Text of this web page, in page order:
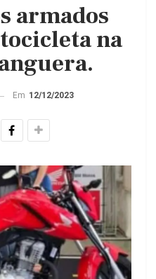
armados
na
Em 12/12/2023